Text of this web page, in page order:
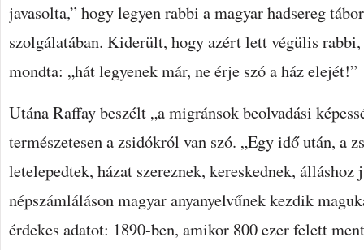
javasolta,” hogy legyen rabbi a magyar hadsereg
szolgálatában. Kiderült, hogy azért lett végülis
mondta: „hát legyenek már, ne érje szó a ház elejét!”
Utána Raffay beszélt „a migránsok beolvadási
természetesen a zsidókról van szó. „Egy idő után, a
letelepedtek, házat szereznek, kereskednek, álláshoz
népszámláláson magyar anyanyelvűnek kezdik
érdekes adatot: 1890-ben, amikor 800 ezer felett